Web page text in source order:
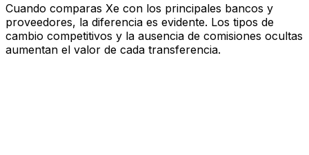
Cuando comparas Xe con los principales bancos y
proveedores, la diferencia es evidente. Los tipos de
cambio competitivos y la ausencia de comisiones ocultas
aumentan el valor de cada transferencia.